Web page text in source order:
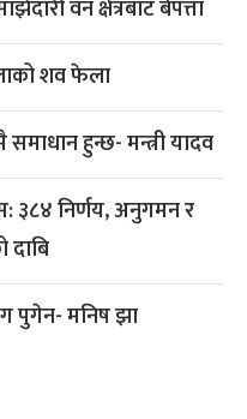
वन क्षेत्रबाट बेपत्ता
शव फेला
हुन्छ- मन्त्री यादव
३८४ निर्णय, अनुगमन र
दाबि
पुगेन- मनिष झा